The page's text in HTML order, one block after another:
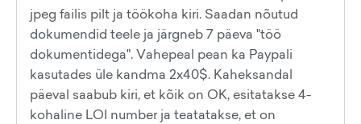
jpeg failis pilt ja töökoha kiri. Saadan nõutud
dokumendid teele ja järgneb 7 päeva "töö
dokumentidega". Vahepeal pean ka Paypali
kasutades üle kandma 2x40$. Kaheksandal
päeval saabub kiri, et kõik on OK, esitatakse 4-
kohaline LOI number ja teatatakse, et on